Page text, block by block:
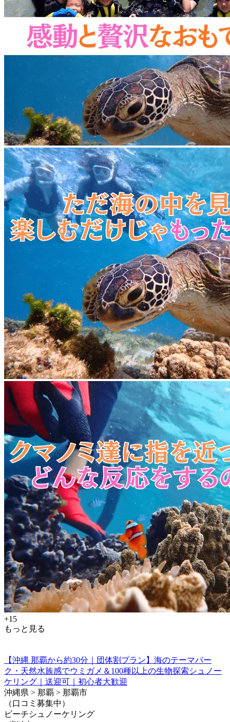
+15
もっと見る
【沖縄 那覇から約30分｜団体割プラン】海のテーマパー
ク・天然水族感でウミガメ＆100種以上の生物探索シュノー
ケリング｜送迎可｜初心者大歓迎
沖縄県 > 那覇 > 那覇市
（口コミ募集中）
ビーチシュノーケリング